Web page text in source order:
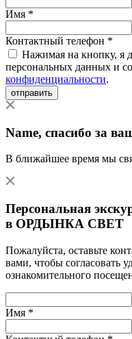
Имя *
Контактный телефон *
Нажимая на кнопку, я
персональных данных и
конфиденциальности.
отправить
Name, спасибо за
В ближайшее время мы
Персональная
в ОРДЫНКА СВЕТ
Пожалуйста, оставьте
вами, чтобы согласовать
ознакомительного
Имя *